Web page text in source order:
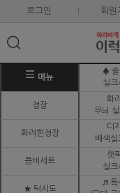
로그인 회원
메뉴
♠ 솔
실크
정장
화
무늬
화려한정장
디
배색실
콤비세트
핫
실크
★ 턱시도
♬ 특